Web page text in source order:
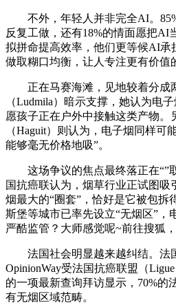
不外，年轻人并非完全AI。
反复工做，还有18%的情面愿把AI
拟拼命提高效率，他们更等候AI承
做取糊口均衡，让人专注更有价值
正在马赛海滩，见地较着分成
（Ludmila）暗示支撑，她认为电
愿孩子正在户外中接触这类产物。
（Haguit）则认为，电子烟同样可
能够毫无价格地吸”。
这场争议的焦点最终落正在“”
国抗癌联认为，烟草行业正试图吸
烟最大的“圈套”，恰好是它被包拆
斯堡等城市已率先设立“无烟区”，
严酷监管？大师感觉呢~前往搜狐，
法国社会明显越来越纠结。法
OpinionWay受法国抗癌联盟（Ligue
的一项最新查询拜访显示，70%的
有无烟区域范畴。